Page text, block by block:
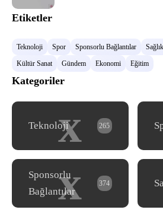
Etiketler
Teknoloji Spor Sponsorlu Bağlantılar Sağlık
Kültür Sanat
Gündem Ekonomi Eğitim
Kategoriler
x
Teknoloji 265
x
Sponsorlu
Bağlantılar
374